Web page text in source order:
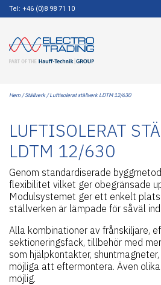
Tel: +46 (0)8 98 71 10
Hem /Ställverk/ Luftisolerat ställverk LDTM 12/630
LUFTISOLERAT
LDTM 12/630
Genom standardiserade
flexibilitet vilket ger obegränsade
Modulsystemet ger ett enkelt
ställverken är lämpade för såväl
Alla kombinationer av frånskiljare,
sektioneringsfack, tillbehör med
som hjälpkontakter,
möjliga att eftermontera. Även
möjlig.